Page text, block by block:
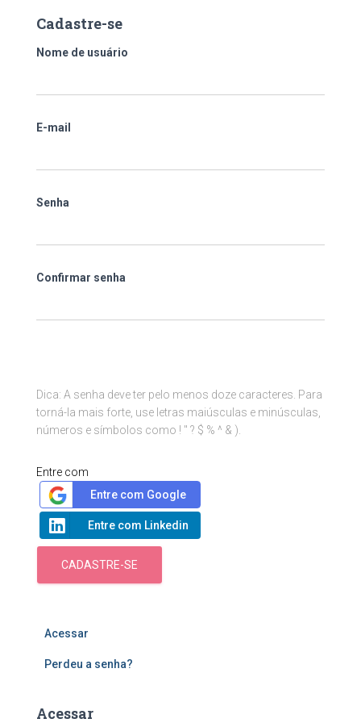
Cadastre-se
Nome de usuário
E-mail
Senha
Confirmar senha
Dica: A senha deve ter pelo menos doze caracteres. Para
torná-la mais forte, use letras maiúsculas e minúsculas,
números e símbolos como ! " ? $ % ^ & ).
Entre com
Entre com Google
Entre com Linkedin
CADASTRE-SE
Acessar
Perdeu a senha?
Acessar